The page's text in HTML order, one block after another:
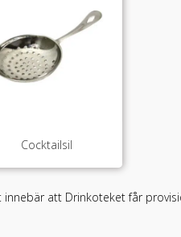
Cocktailsil
innebär att Drinkoteket får